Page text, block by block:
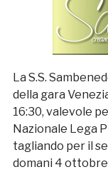
La S.S.
della gara
16:30, valevole
Nazionale Lega
tagliando per il
domani 4